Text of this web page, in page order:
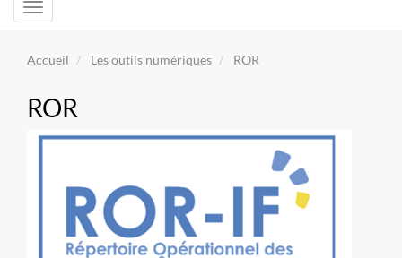
Toggle
navigation
Accueil Les outils numériques ROR
ROR